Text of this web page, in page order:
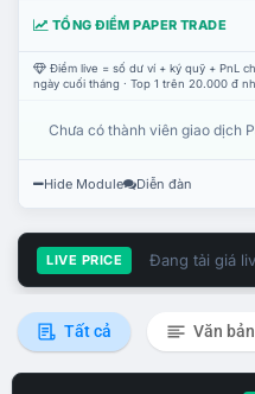
TỔNG ĐIỂM PAPER TRADE
Điểm live = số dư ví + ký quỹ + PnL
ngày cuối tháng · Top 1 trên 20.000 đ
Chưa có thành viên giao dịch
Hide Module Diễn đàn
LIVE PRICE Đang tải giá
Tất cả Văn bản